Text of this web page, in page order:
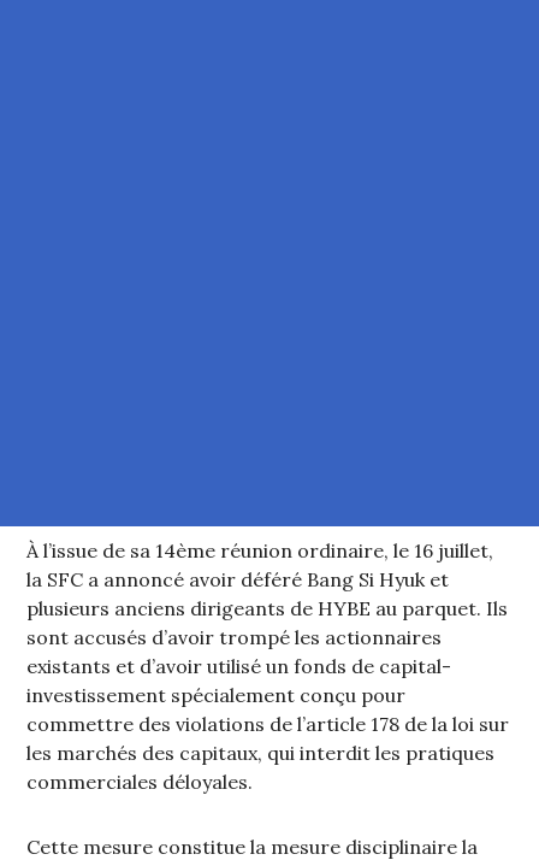
À l’issue de sa 14ème réunion ordinaire, le 16 juillet,
la SFC a annoncé avoir déféré Bang Si Hyuk et
plusieurs anciens dirigeants de HYBE au parquet. Ils
sont accusés d’avoir trompé les actionnaires
existants et d’avoir utilisé un fonds de capital-
investissement spécialement conçu pour
commettre des violations de l’article 178 de la loi sur
les marchés des capitaux, qui interdit les pratiques
commerciales déloyales.
Cette mesure constitue la mesure disciplinaire la